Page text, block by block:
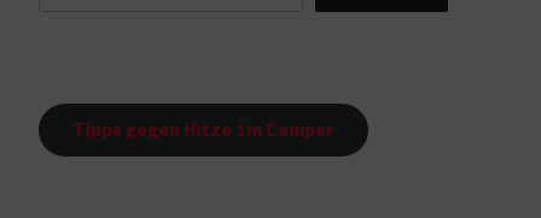
Tipps gegen Hitze im Camper